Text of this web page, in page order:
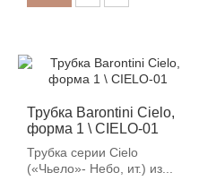
Трубка Barontini Cielo,
форма 1 \ CIELO-01
Трубка серии Cielo
(«Чьело»- Небо, ит.) из...